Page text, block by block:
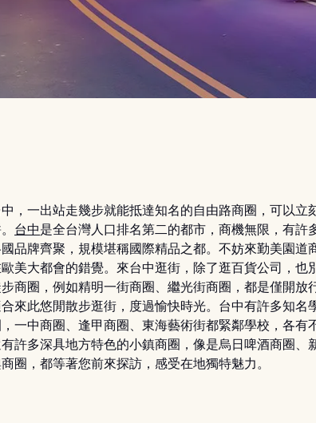
，一出站走幾步就能抵達知名的自由路商圈，可以立
台中是全台灣人口排名第二的都市，商機無限，有許
品牌齊聚，規模堪稱國際精品之都。不妨來勤美園道
美大都會的錯覺。來台中逛街，除了逛百貨公司，也
商圈，例如精明一街商圈、繼光街商圈，都是僅開放
來此悠閒散步逛街，度過愉快時光。台中有許多知名
一中商圈、逢甲商圈、東海藝術街都緊鄰學校，各有
許多深具地方特色的小鎮商圈，像是烏日啤酒商圈、
圈，都等著您前來探訪，感受在地獨特魅力。